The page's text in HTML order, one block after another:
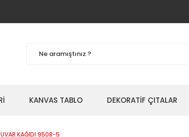
KANVAS TABLO DEKORATİF ÇITALAR
KAĞIDI 9508-5